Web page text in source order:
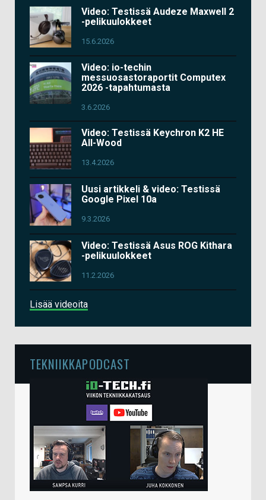
Video: Testissä Audeze Maxwell 2
-pelikuulokkeet
15.6.2026
Video: io-techin
messuosastoraportit Computex
2026 -tapahtumasta
3.6.2026
Video: Testissä Keychron K2 HE
All-Wood
13.4.2026
Uusi artikkeli & video: Testissä
Google Pixel 10a
9.3.2026
Video: Testissä Asus ROG Kithara
-pelikuulokkeet
11.2.2026
Lisää videoita
TEKNIIKKAPODCAST